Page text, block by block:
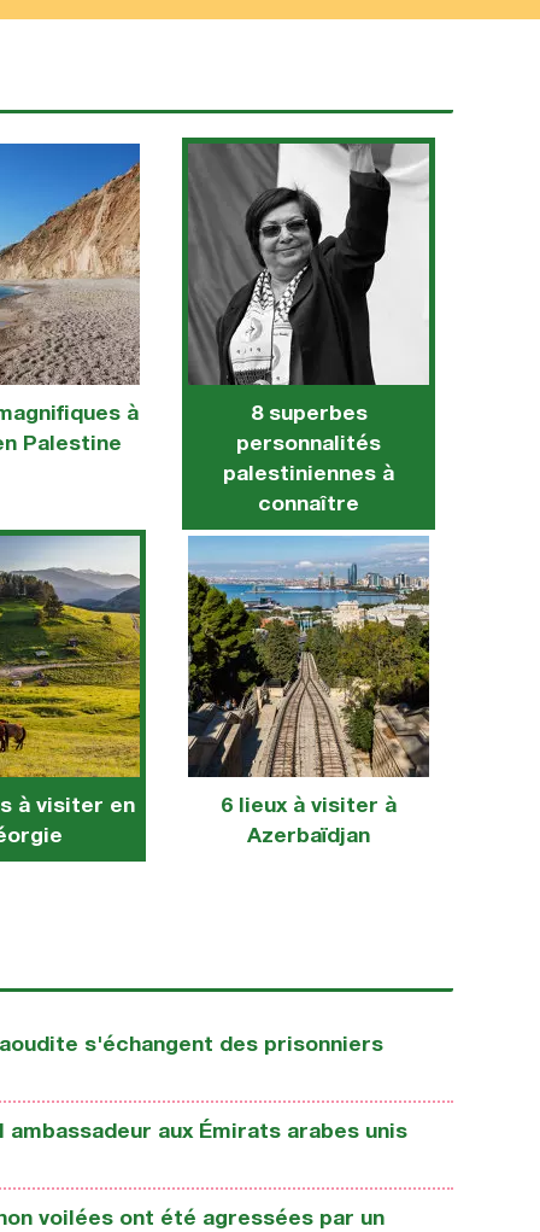
à
Palestine
8 superbes
personnalités
palestiniennes à
connaître
à visiter en
6 lieux à visiter à
Azerbaïdjan
s'échangent des prisonniers
ambassadeur aux Émirats arabes unis
voilées ont été agressées par un